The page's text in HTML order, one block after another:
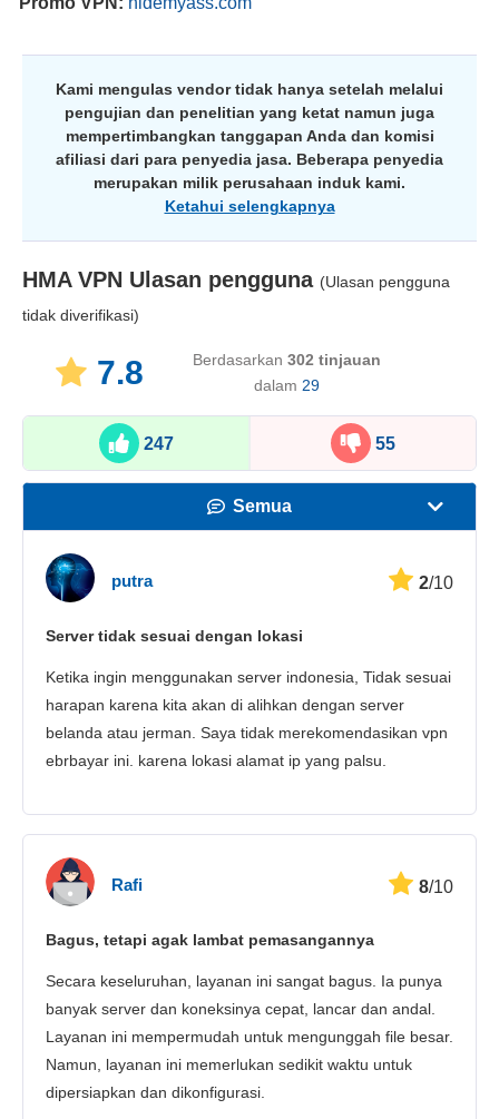
Kami mengulas vendor tidak hanya setelah melalui
pengujian dan penelitian yang ketat namun juga
mempertimbangkan tanggapan Anda dan komisi
afiliasi dari para penyedia jasa. Beberapa penyedia
merupakan milik perusahaan induk kami.
Ketahui selengkapnya
HMA VPN Ulasan pengguna (Ulasan pengguna
tidak diverifikasi)
7.8 Berdasarkan 302 tinjauan
dalam 29
247 55
Semua
Keamanan
Layanan pelanggan
putra 2/10
Server tidak sesuai dengan lokasi
Ketika ingin menggunakan server indonesia, Tidak sesuai
harapan karena kita akan di alihkan dengan server
belanda atau jerman. Saya tidak merekomendasikan vpn
ebrbayar ini. karena lokasi alamat ip yang palsu.
Rafi 8/10
Bagus, tetapi agak lambat pemasangannya
Secara keseluruhan, layanan ini sangat bagus. Ia punya
banyak server dan koneksinya cepat, lancar dan andal.
Layanan ini mempermudah untuk mengunggah file besar.
Namun, layanan ini memerlukan sedikit waktu untuk
dipersiapkan dan dikonfigurasi.